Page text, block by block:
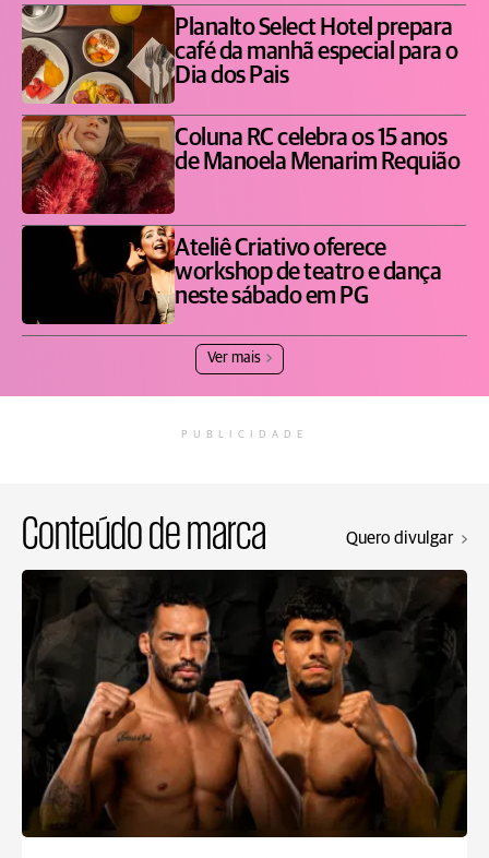
Planalto Select Hotel prepara
café da manhã especial para o
Dia dos Pais
Coluna RC celebra os 15 anos
de Manoela Menarim Requião
Ateliê Criativo oferece
workshop de teatro e dança
neste sábado em PG
Ver mais
PUBLICIDADE
Conteúdo de marca Quero divulgar